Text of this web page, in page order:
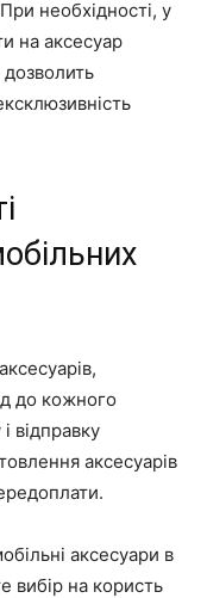
необхідності, у
на аксесуар
до кожного
відправку
аксесуарів
аксесуари в
вибір на користь